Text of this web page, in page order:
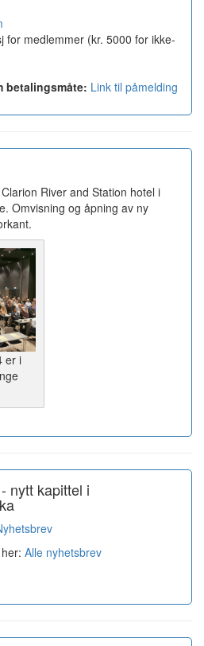
for medlemmer (kr. 5000 for ikke-
betalingsmåte: Link til påmelding
River and Station hotel i
Omvisning og åpning av ny
er i
nytt kapittel i
Alle nyhetsbrev